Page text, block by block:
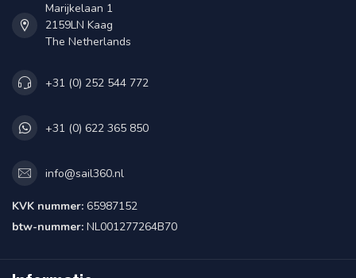
Marijkelaan 1
2159LN Kaag
The Netherlands
+31 (0) 252 544 772
+31 (0) 622 365 850
info@sail360.nl
KVK nummer: 65987152
btw-nummer: NL001277264B70